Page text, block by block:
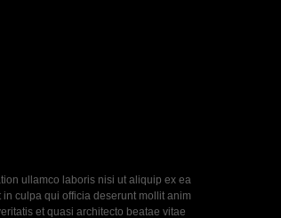
ullamco laboris nisi ut aliquip ex ea
culpa qui officia deserunt mollit anim
et quasi architecto beatae vitae